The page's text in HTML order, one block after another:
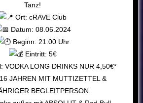
Tanz!
Ort: cRAVE Club
Datum: 08.06.2024
Beginn: 21:00 Uhr
Eintritt: 5€
VODKA LONG DRINKS NUR 4,50€*
JAHREN MIT MUTTIZETTEL &
BEGLEITPERSON